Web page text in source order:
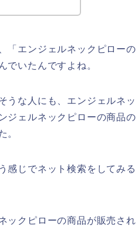
「エンジェルネックピローの
でいたんですよね。
うな人にも、エンジェルネッ
ジェルネックピローの商品の
。
じでネット検索をしてみる
ックピローの商品が販売され